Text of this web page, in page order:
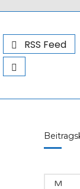
RSS Feed
M